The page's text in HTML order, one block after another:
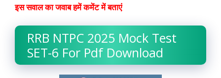
इस सवाल का जवाब हमें कमेंट में बताएं
RRB NTPC 2025 Mock Test
SET-6 For Pdf Download